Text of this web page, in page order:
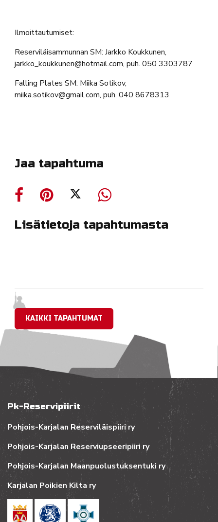
Ilmoittautumiset:
Reserviläisammunnan SM: Jarkko Koukkunen,
jarkko_koukkunen@hotmail.com, puh. 050 3303787
Falling Plates SM: Miika Sotikov,
miika.sotikov@gmail.com, puh. 040 8678313
Jaa tapahtuma
Lisätietoja tapahtumasta
KAIKKI TAPAHTUMAT
Pk-Reservipiirit
Pohjois-Karjalan Reserviläispiiri ry
Pohjois-Karjalan Reserviupseeripiiri ry
Pohjois-Karjalan Maanpuolustuksentuki ry
Karjalan Poikien Kilta ry